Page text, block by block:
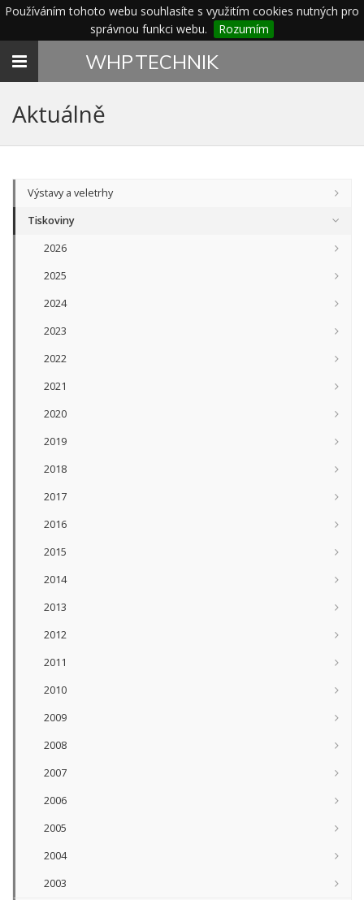
Používáním tohoto webu souhlasíte s využitím cookies nutných pro
správnou funkci webu.
Rozumím
Toggle
WHPTECHNIK
Aktuálně
Výstavy a veletrhy
Tiskoviny
2026
2025
2024
2023
2022
2021
2020
2019
2018
2017
2016
2015
2014
2013
2012
2011
2010
2009
2008
2007
2006
2005
2004
2003